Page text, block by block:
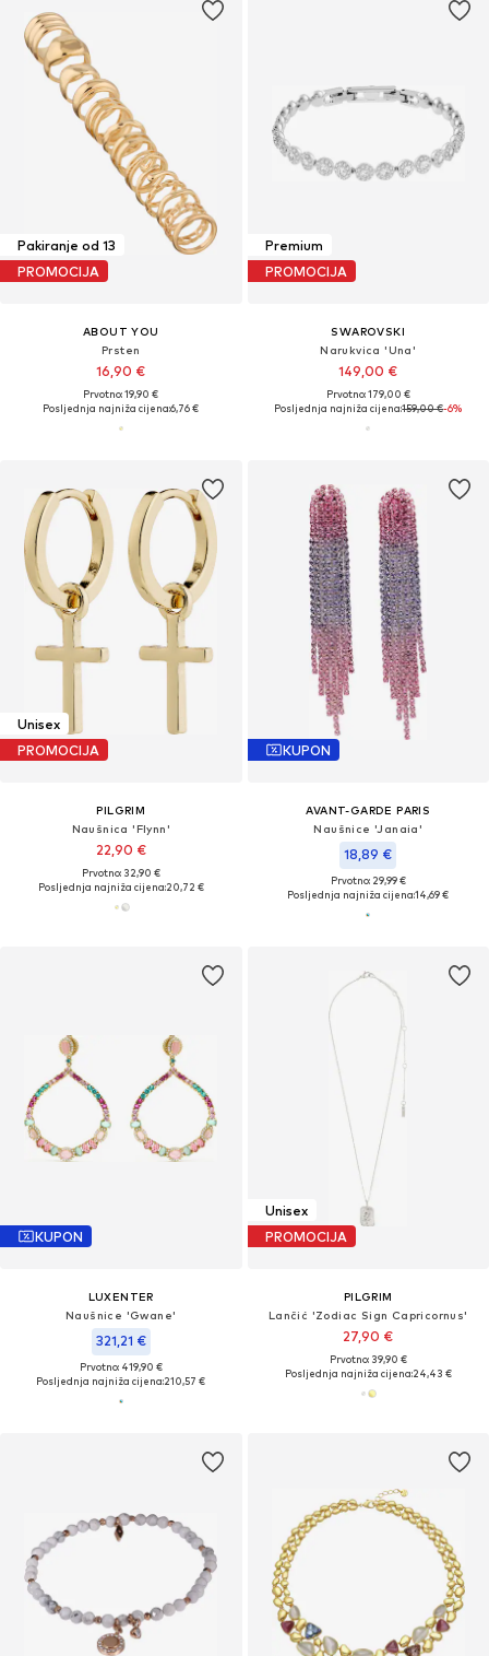
Pakiranje od 13
PROMOCIJA
ABOUT YOU
Prsten
16,90 €
Prvotno: 19,90 €
Posljednja najniža cijena:6,76 €
Premium
PROMOCIJA
SWAROVSKI
Narukvica 'Una'
149,00 €
Prvotno: 179,00 €
Posljednja najniža cijena:159,00 €-6%
Unisex
PROMOCIJA
PILGRIM
Naušnica 'Flynn'
22,90 €
Prvotno: 32,90 €
Posljednja najniža cijena:20,72 €
KUPON
AVANT-GARDE PARIS
Naušnice 'Janaia'
18,89 €
Prvotno: 29,99 €
Posljednja najniža cijena:14,69 €
KUPON
LUXENTER
Naušnice 'Gwane'
321,21 €
Prvotno: 419,90 €
Posljednja najniža cijena:210,57 €
Unisex
PROMOCIJA
PILGRIM
Lančić 'Zodiac Sign Capricornus'
27,90 €
Prvotno: 39,90 €
Posljednja najniža cijena:24,43 €